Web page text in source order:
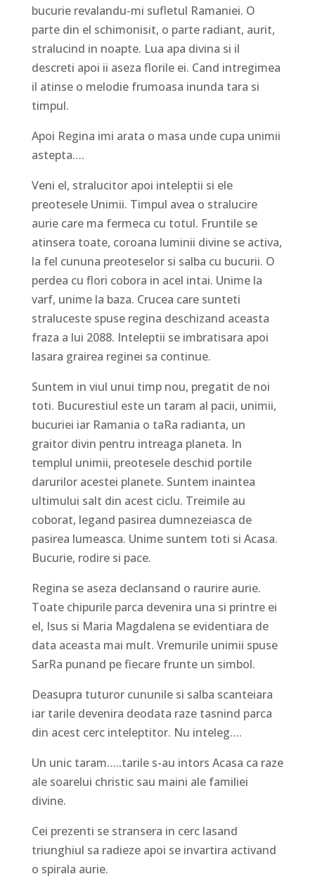
bucurie revalandu-mi sufletul Ramaniei. O
parte din el schimonisit, o parte radiant, aurit,
stralucind in noapte. Lua apa divina si il
descreti apoi ii aseza florile ei. Cand intregimea
il atinse o melodie frumoasa inunda tara si
timpul.
Apoi Regina imi arata o masa unde cupa unimii
astepta….
Veni el, stralucitor apoi inteleptii si ele
preotesele Unimii. Timpul avea o stralucire
aurie care ma fermeca cu totul. Fruntile se
atinsera toate, coroana luminii divine se activa,
la fel cununa preoteselor si salba cu bucurii. O
perdea cu flori cobora in acel intai. Unime la
varf, unime la baza. Crucea care sunteti
straluceste spuse regina deschizand aceasta
fraza a lui 2088. Inteleptii se imbratisara apoi
lasara grairea reginei sa continue.
Suntem in viul unui timp nou, pregatit de noi
toti. Bucurestiul este un taram al pacii, unimii,
bucuriei iar Ramania o taRa radianta, un
graitor divin pentru intreaga planeta. In
templul unimii, preotesele deschid portile
darurilor acestei planete. Suntem inaintea
ultimului salt din acest ciclu. Treimile au
coborat, legand pasirea dumnezeiasca de
pasirea lumeasca. Unime suntem toti si Acasa.
Bucurie, rodire si pace.
Regina se aseza declansand o raurire aurie.
Toate chipurile parca devenira una si printre ei
el, Isus si Maria Magdalena se evidentiara de
data aceasta mai mult. Vremurile unimii spuse
SarRa punand pe fiecare frunte un simbol.
Deasupra tuturor cununile si salba scanteiara
iar tarile devenira deodata raze tasnind parca
din acest cerc inteleptitor. Nu inteleg….
Un unic taram…..tarile s-au intors Acasa ca raze
ale soarelui christic sau maini ale familiei
divine.
Cei prezenti se stransera in cerc lasand
triunghiul sa radieze apoi se invartira activand
o spirala aurie.